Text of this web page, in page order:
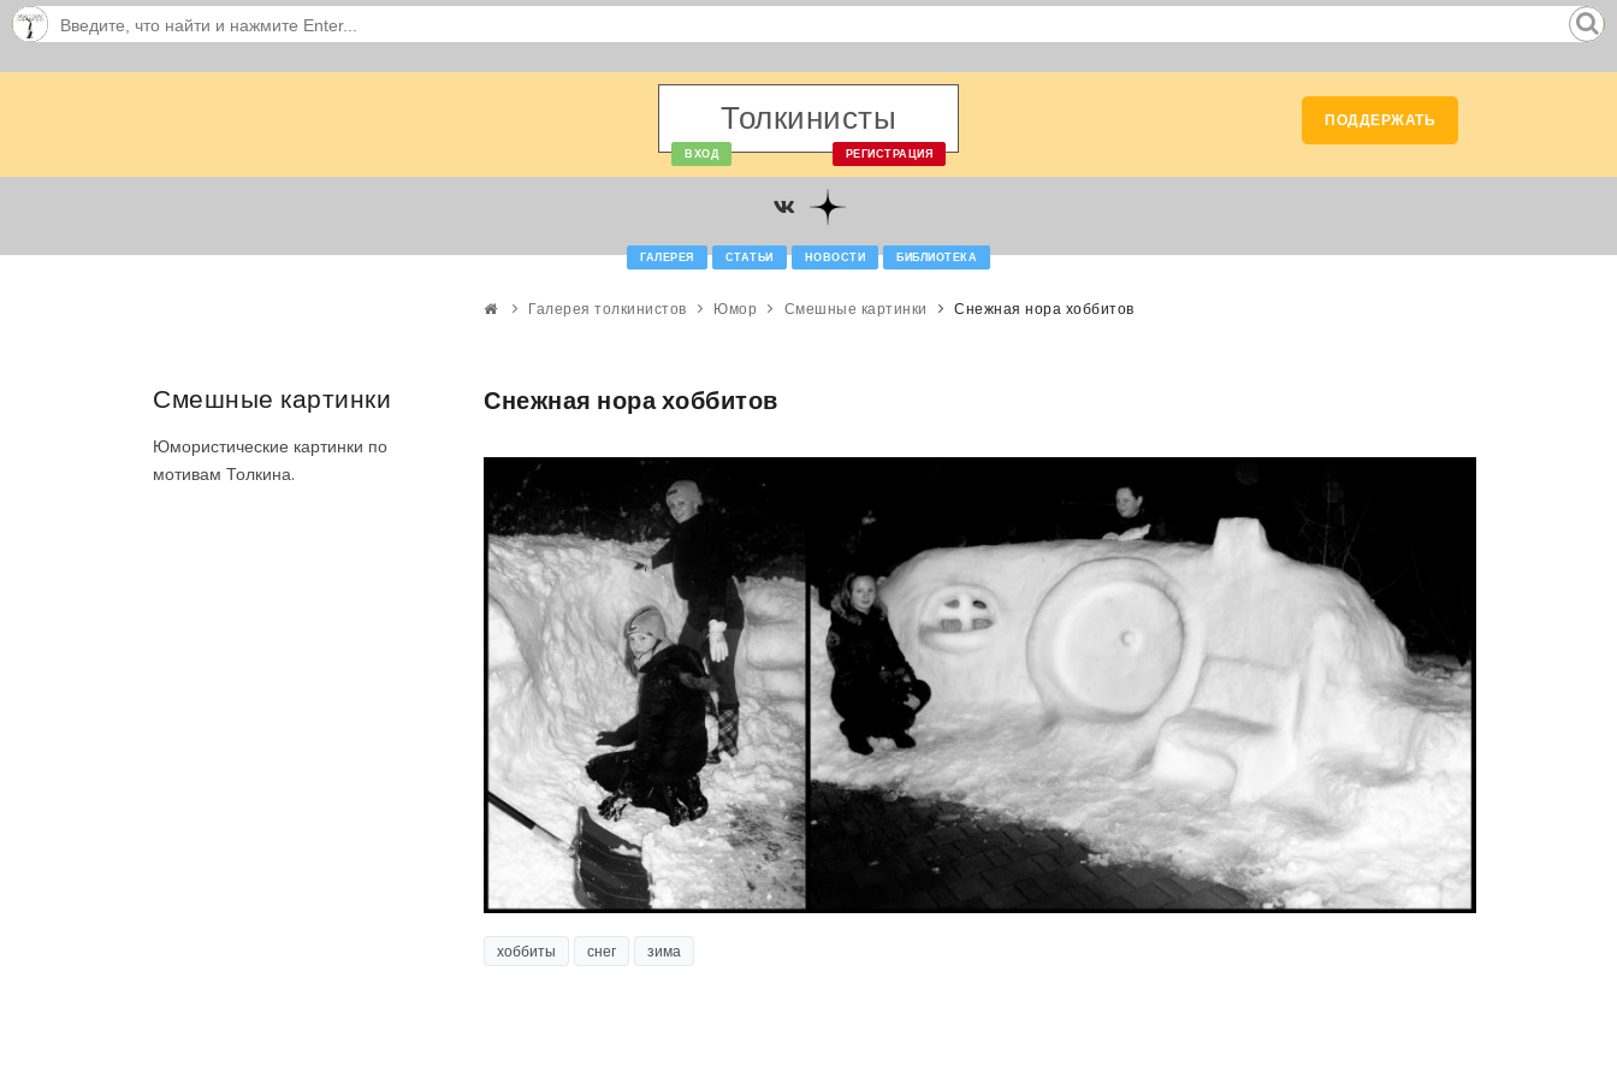
Толкинисты
ВХОД РЕГИСТРАЦИЯ
ПОДДЕРЖАТЬ
ГАЛЕРЕЯ СТАТЬИ НОВОСТИ БИБЛИОТЕКА
Галерея толкинистов Юмор Смешные картинки Снежная нора хоббитов
Смешные картинки
Юмористические картинки по
мотивам Толкина.
Снежная нора хоббитов
хоббиты снег зима